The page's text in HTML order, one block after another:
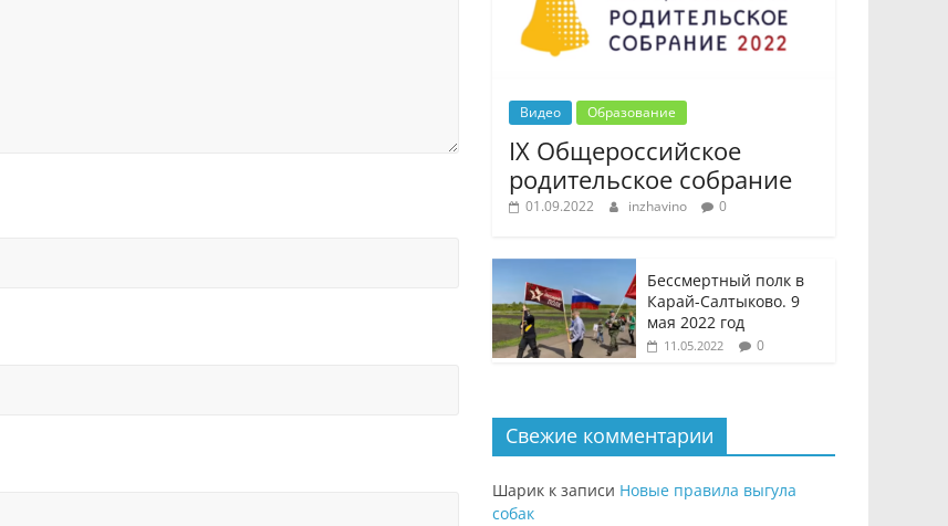
Видео Образование
IX Общероссийское
родительское собрание
01.09.2022 inzhavino 0
Бессмертный полк в
Карай-Салтыково. 9
мая 2022 год
11.05.2022 0
Свежие комментарии
Шарик к записи Новые правила выгула
собак